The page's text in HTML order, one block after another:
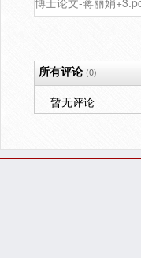
所有评论(0)
暂无评论